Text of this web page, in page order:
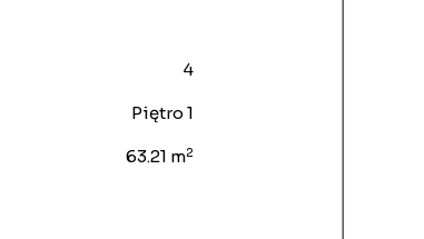
4
Piętro 1
63.21 m2